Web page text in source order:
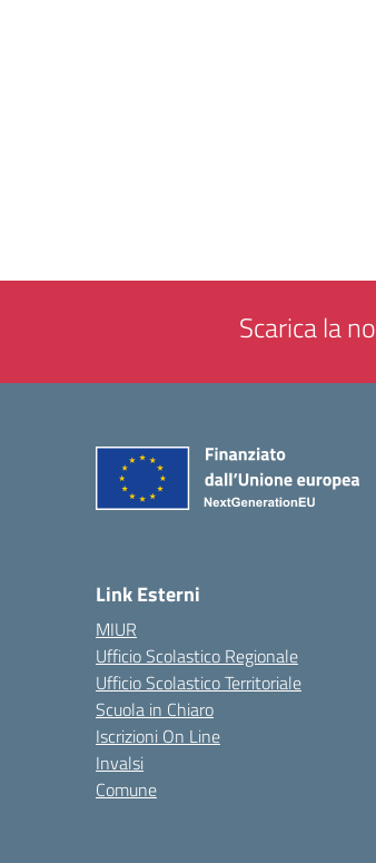
Scarica la
Link Esterni
MIUR
Ufficio Scolastico Regionale
Ufficio Scolastico Territoriale
Scuola in Chiaro
Iscrizioni On Line
Invalsi
Comune